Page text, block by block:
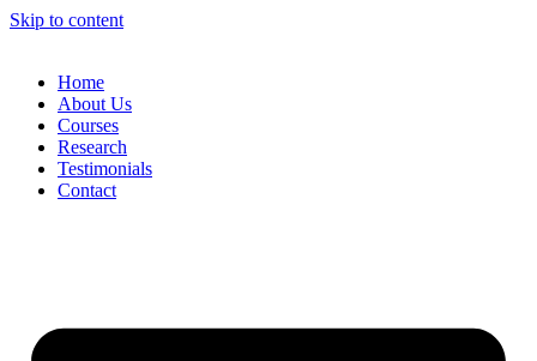
Skip to content
Home
About Us
Courses
Research
Testimonials
Contact